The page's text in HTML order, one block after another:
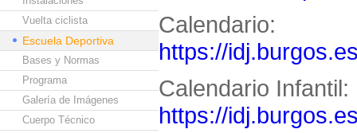
Vuelta ciclista
Escuela Deportiva
Bases y Normas
Programa
Galería de Imágenes
Cuerpo Técnico
Calendario:
https://
Calendario Infantil:
https://